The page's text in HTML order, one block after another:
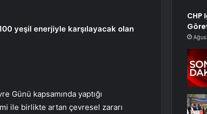
yeşil enerjiyle karşılayacak olan
Günü kapsamında yaptığı
ile birlikte artan çevresel zararı
CHP